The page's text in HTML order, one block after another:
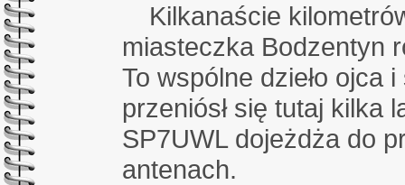
Kilkanaście
miasteczka Bodzentyn
To wspólne dzieło ojca
przeniósł się tutaj kilka
SP7UWL dojeżdża do
antenach.